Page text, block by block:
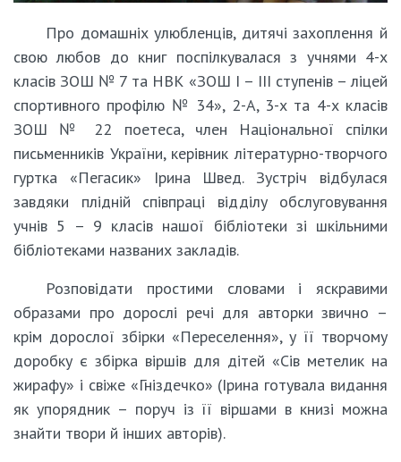
Про домашніх улюбленців, дитячі захоплення й
свою любов до книг поспілкувалася з учнями 4-х
класів ЗОШ № 7 та НВК «ЗОШ І – ІІІ ступенів – ліцей
спортивного профілю № 34», 2-А, 3-х та 4-х класів
ЗОШ № 22 поетеса, член Національної спілки
письменників України, керівник літературно-творчого
гуртка «Пегасик» Ірина Швед. Зустріч відбулася
завдяки плідній співпраці відділу обслуговування
учнів 5 – 9 класів нашої бібліотеки зі шкільними
бібліотеками названих закладів.
Розповідати простими словами і яскравими
образами про дорослі речі для авторки звично –
крім дорослої збірки «Переселення», у її творчому
доробку є збірка віршів для дітей «Сів метелик на
жирафу» і свіже «Гніздечко» (Ірина готувала видання
як упорядник – поруч із її віршами в книзі можна
знайти твори й інших авторів).